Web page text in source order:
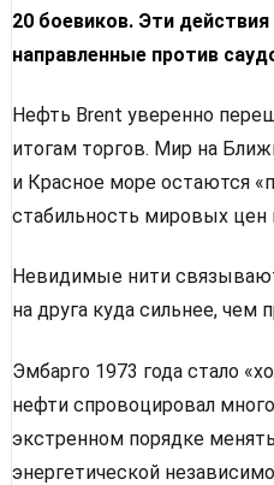
20 боевиков. Эти
направленные против
Нефть Brent уверенно
итогам торгов. Мир на
и Красное море остаются
стабильность мировых цен
Невидимые нити
на друга куда сильнее, чем
Эмбарго 1973 года стало
нефти спровоцировал
экстренном порядке
энергетической